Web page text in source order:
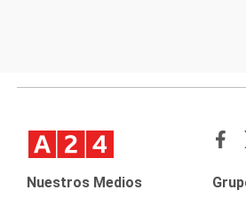
Nuestros Medios